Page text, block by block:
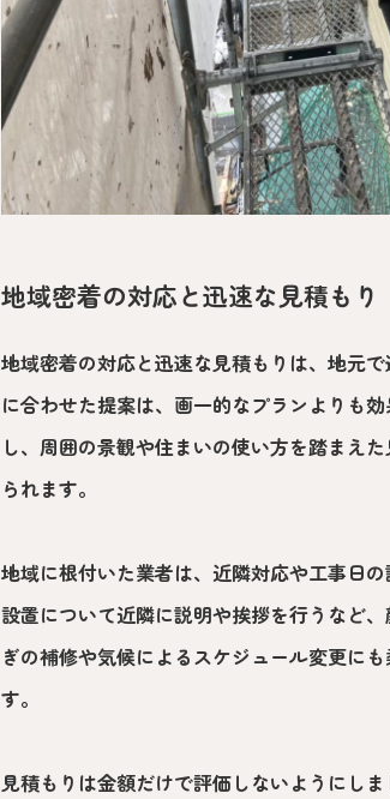
地域密着の対応と迅速な見積もり
地域密着の対応と迅速な見積もりは、地元
に合わせた提案は、画一的なプランよりも
し、周囲の景観や住まいの使い方を踏まえ
られます。
地域に根付いた業者は、近隣対応や工事日
設置について近隣に説明や挨拶を行うなど
ぎの補修や気候によるスケジュール変更に
す。
見積もりは金額だけで評価しないようにし